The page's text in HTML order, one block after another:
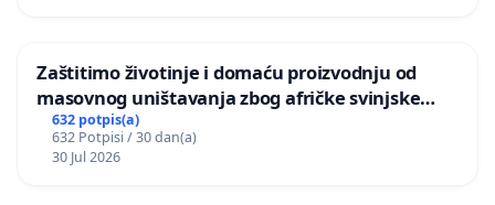
Zaštitimo životinje i domaću proizvodnju od
masovnog uništavanja zbog afričke svinjske
kuge
632 potpis(a)
632 Potpisi / 30 dan(a)
30 Jul 2026